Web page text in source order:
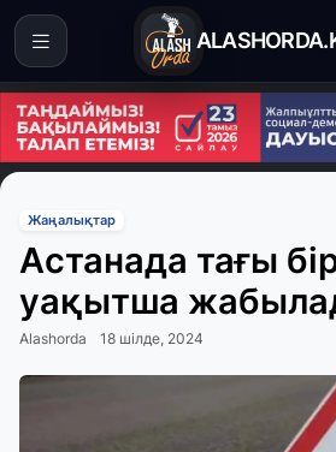
Жаңалықтар
Астанада тағы
уақытша
Alashorda 18 шілде, 2024